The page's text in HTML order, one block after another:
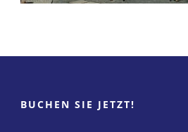
BUCHEN SIE JETZT!